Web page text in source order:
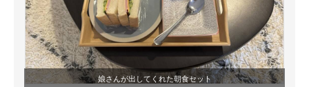
ビジネスと働き方のヒント
AI活用のいまが分かる
企業ITのトレンドを詳説
娘さんが出してくれた朝食セット